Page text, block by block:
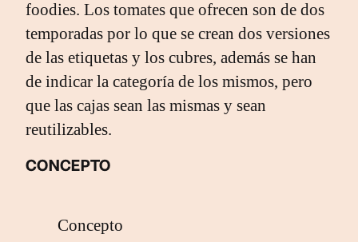
foodies. Los tomates que ofrecen son de dos
temporadas por lo que se crean dos versiones
de las etiquetas y los cubres, además se han
de indicar la categoría de los mismos, pero
que las cajas sean las mismas y sean
reutilizables.
CONCEPTO
Concepto